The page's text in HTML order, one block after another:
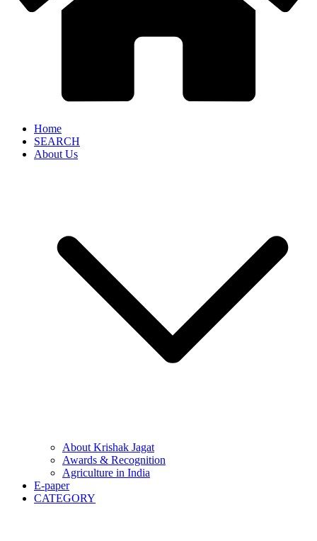
Home
SEARCH
About Us
About Krishak Jagat
Awards & Recognition
Agriculture in India
E-paper
CATEGORY